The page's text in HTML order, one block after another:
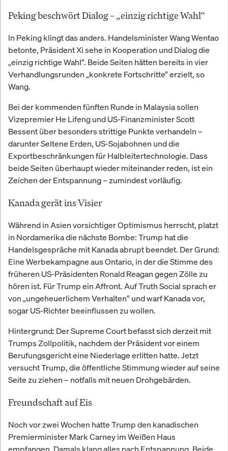
Peking beschwört Dialog – „einzig richtige Wahl“
In Peking klingt das anders. Handelsminister Wang Wentao
betonte, Präsident Xi sehe in Kooperation und Dialog die
„einzig richtige Wahl“. Beide Seiten hätten bereits in vier
Verhandlungsrunden „konkrete Fortschritte“ erzielt, so
Wang.
Bei der kommenden fünften Runde in Malaysia sollen
Vizepremier He Lifeng und US-Finanzminister Scott
Bessent über besonders strittige Punkte verhandeln –
darunter Seltene Erden, US-Sojabohnen und die
Exportbeschränkungen für Halbleitertechnologie. Dass
beide Seiten überhaupt wieder miteinander reden, ist ein
Zeichen der Entspannung – zumindest vorläufig.
Kanada gerät ins Visier
Während in Asien vorsichtiger Optimismus herrscht, platzt
in Nordamerika die nächste Bombe: Trump hat die
Handelsgespräche mit Kanada abrupt beendet. Der Grund:
Eine Werbekampagne aus Ontario, in der die Stimme des
früheren US-Präsidenten Ronald Reagan gegen Zölle zu
hören ist. Für Trump ein Affront. Auf Truth Social sprach er
von „ungeheuerlichem Verhalten“ und warf Kanada vor,
sogar US-Richter beeinflussen zu wollen.
Hintergrund: Der Supreme Court befasst sich derzeit mit
Trumps Zollpolitik, nachdem der Präsident vor einem
Berufungsgericht eine Niederlage erlitten hatte. Jetzt
versucht Trump, die öffentliche Stimmung wieder auf seine
Seite zu ziehen – notfalls mit neuen Drohgebärden.
Freundschaft auf Eis
Noch vor zwei Wochen hatte Trump den kanadischen
Premierminister Mark Carney im Weißen Haus